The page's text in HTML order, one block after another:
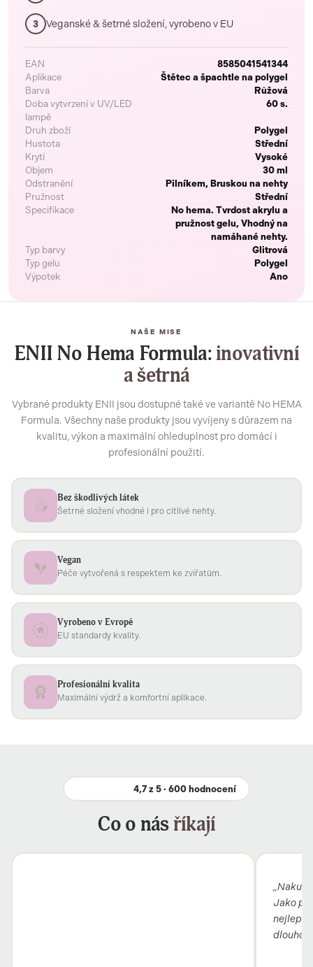
3 Veganské & šetrné složení, vyrobeno v EU
EAN
8585041541344
Aplikace
Štětec a špachtle na polygel
Barva
Růžová
Doba vytvrzení v UV/LED
lampě
60 s.
Druh zboží
Polygel
Hustota
Střední
Krytí
Vysoké
Objem
30 ml
Odstranění
Pilníkem, Bruskou na nehty
Pružnost
Střední
Specifikace
No hema. Tvrdost akrylu a
pružnost gelu, Vhodný na
namáhané nehty.
Typ barvy
Glitrová
Typ gelu
Polygel
Výpotek
Ano
NAŠE MISE
ENII No Hema Formula:inovativní
a šetrná
Vybrané produkty ENII jsou dostupné také ve variantě No HEMA
Formula. Všechny naše produkty jsou vyvíjeny s důrazem na
kvalitu, výkon a maximální ohleduplnost pro domácí i
profesionální použití.
Bez škodlivých látek
Šetrné složení vhodné i pro citlivé nehty.
Vegan
Péče vytvořená s respektem ke zvířatům.
Vyrobeno v Evropě
EU standardy kvality.
Profesionální kvalita
Maximální výdrž a komfortní aplikace.
4,7 z 5 · 600 hodnocení
Co o násříkají
Jako
nejlepší
dlouho,